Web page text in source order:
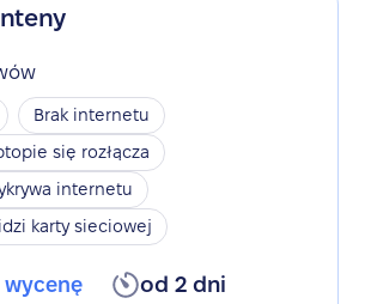
Brak internetu
się rozłącza
internetu
karty sieciowej
od 2 dni